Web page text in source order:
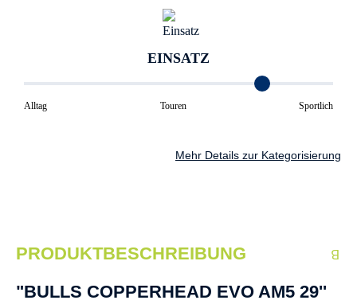
EINSATZ
Alltag Touren Sportlich
Mehr Details zur Kategorisierung
PRODUKTBESCHREIBUNG
"BULLS COPPERHEAD EVO AM5 29''